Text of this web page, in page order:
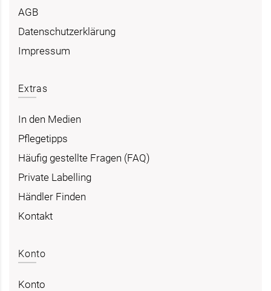
AGB
Datenschutzerklärung
Impressum
Extras
In den Medien
Pflegetipps
Häufig gestellte Fragen (FAQ)
Private Labelling
Händler Finden
Kontakt
Konto
Konto